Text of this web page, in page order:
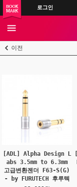
로그인
이전
[ADL] Alpha Design L
abs 3.5mm to 6.3mm
고급변환젠더 F63-S(G)
- by FURUTECH 후루텍